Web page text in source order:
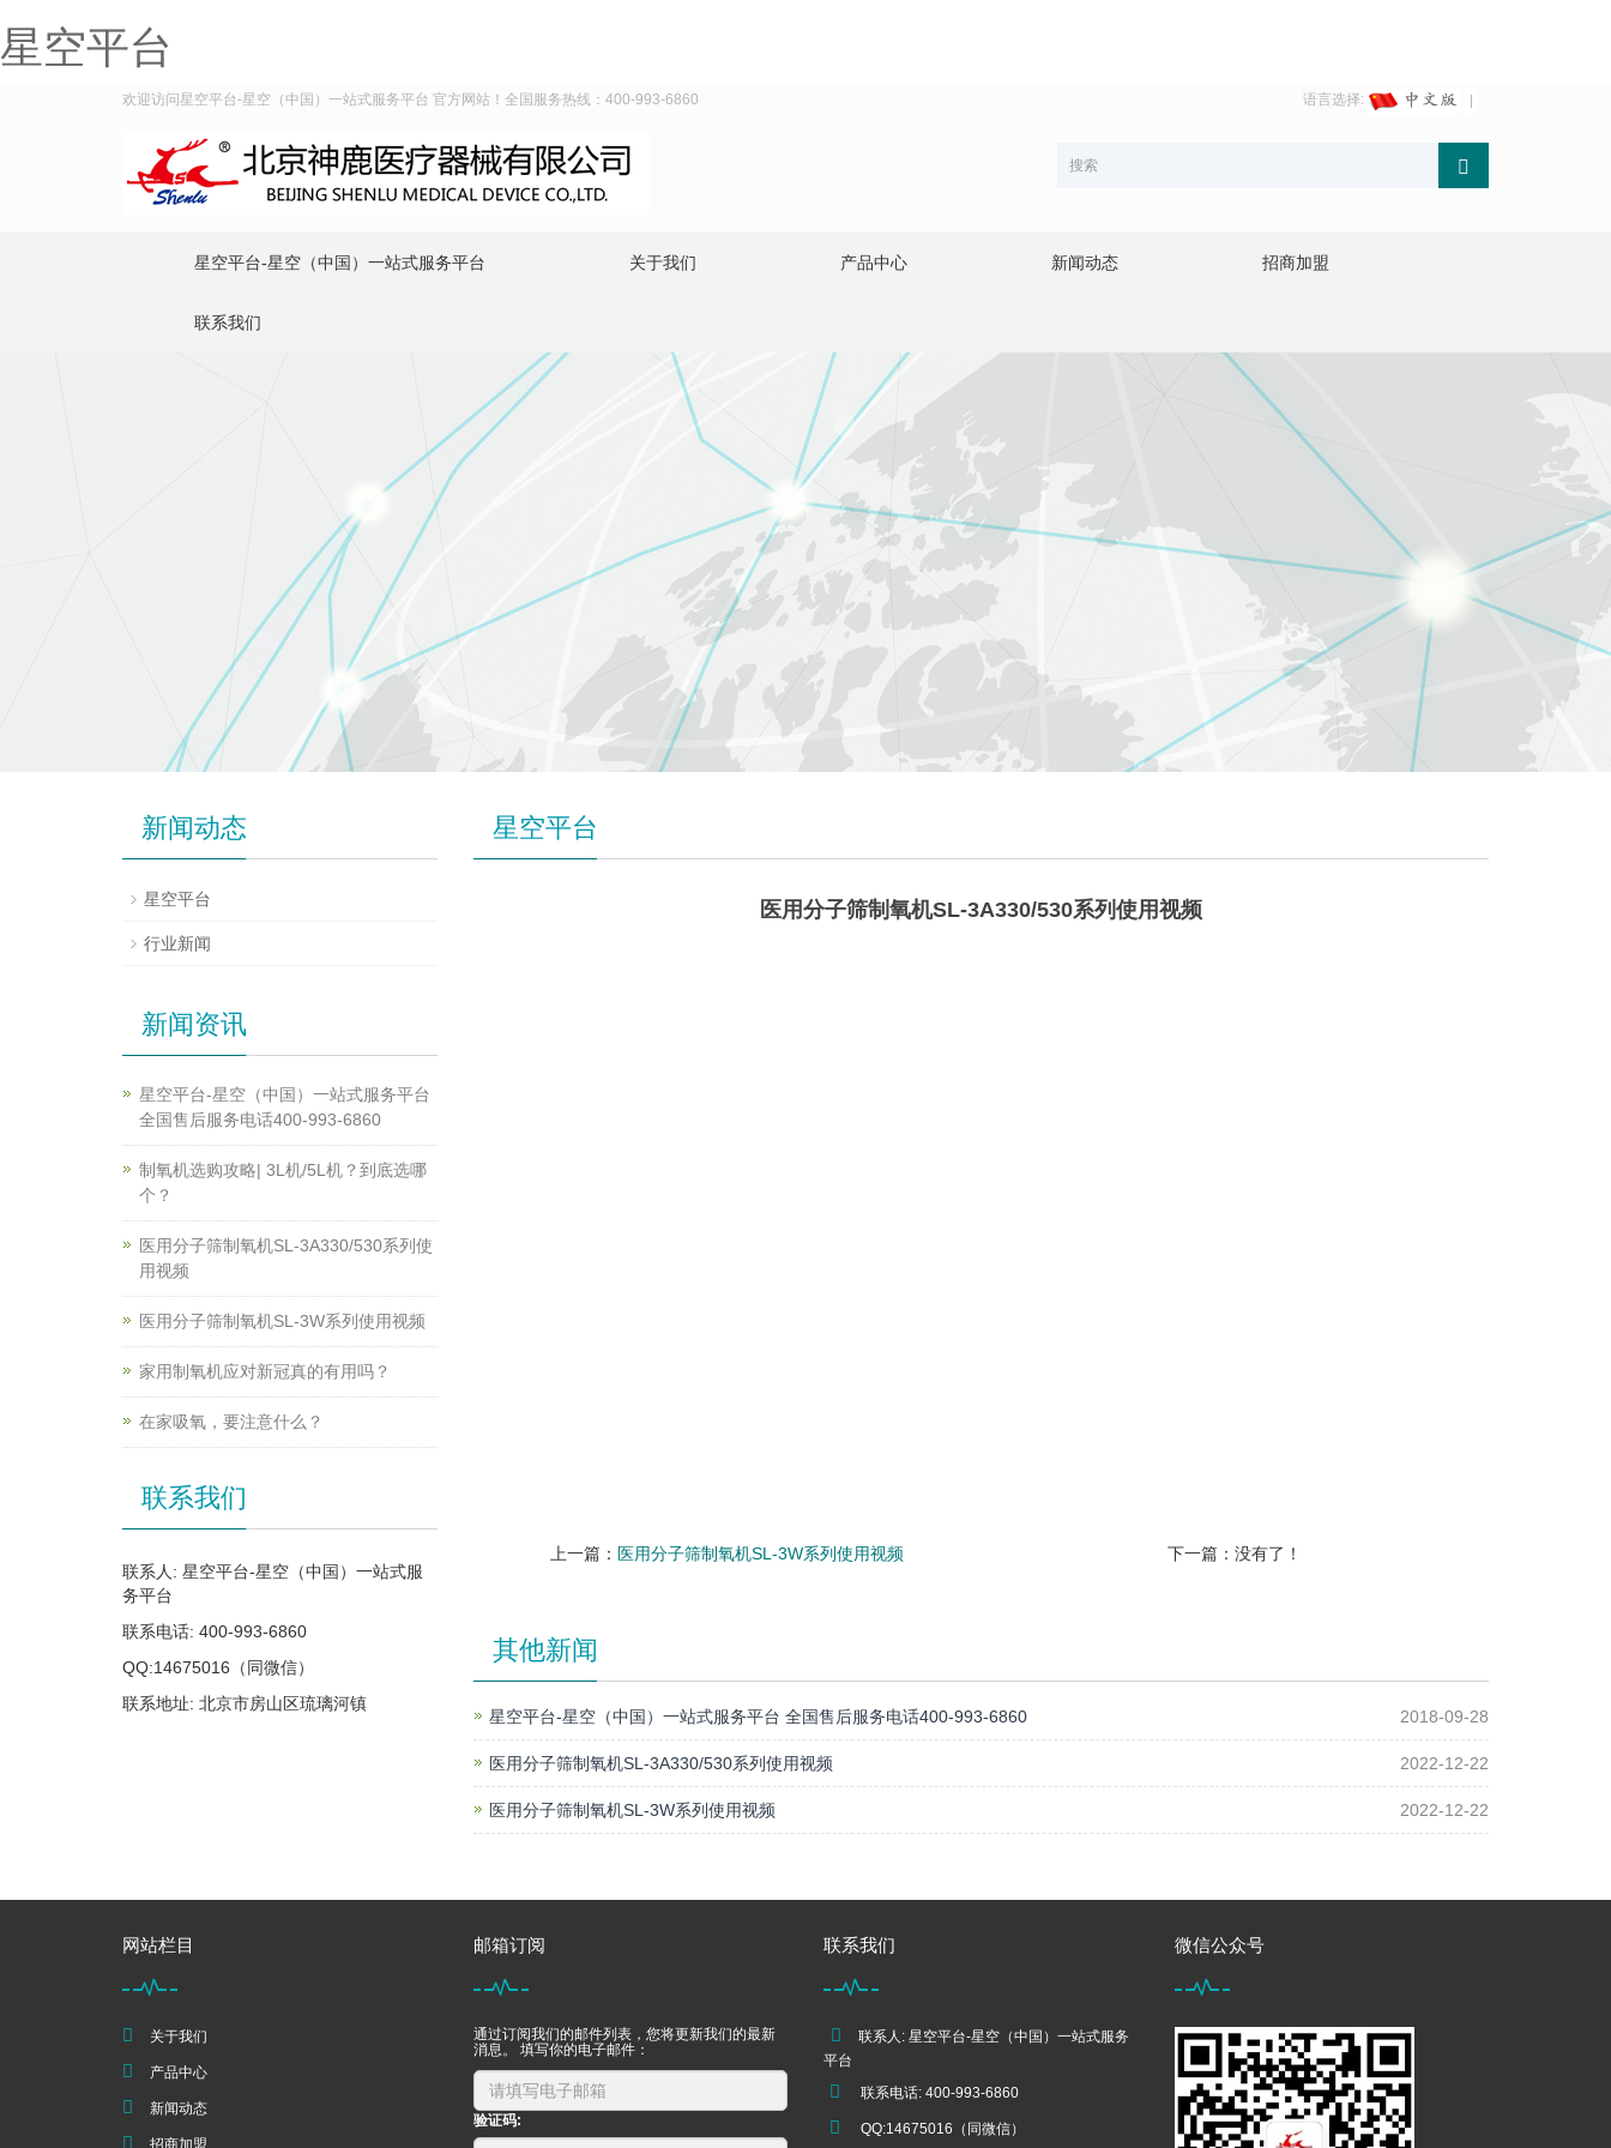
星空平台
欢迎访问星空平台-星空（中国）一站式服务平台 官方网站！全国服务热线：400-993-6860 语言选择:
星空平台-星空（中国）一站式服务平台 关于我们 产品中心 新闻动态 招商加盟
联系我们
星空平台
医用分子筛制氧机SL-3A330/530系列使用视频
上一篇： 医用分子筛制氧机SL-3W系列使用视频 下一篇：没有了！
其他新闻
星空平台-星空（中国）一站式服务平台 全国售后服务电话400-993-6860 2018-09-28
医用分子筛制氧机SL-3A330/530系列使用视频 2022-12-22
医用分子筛制氧机SL-3W系列使用视频 2022-12-22
新闻动态
星空平台
行业新闻
新闻资讯
星空平台-星空（中国）一站式服务平台
全国售后服务电话400-993-6860
制氧机选购攻略| 3L机/5L机？到底选哪
个？
医用分子筛制氧机SL-3A330/530系列使
用视频
医用分子筛制氧机SL-3W系列使用视频
家用制氧机应对新冠真的有用吗？
在家吸氧，要注意什么？
联系我们
联系人: 星空平台-星空（中国）一站式服
务平台
联系电话: 400-993-6860
QQ:14675016（同微信）
联系地址: 北京市房山区琉璃河镇
网站栏目
关于我们
产品中心
新闻动态
招商加盟
邮箱订阅
通过订阅我们的邮件列表，您将更新我们的最新
消息。 填写你的电子邮件：
验证码:
联系我们
联系人: 星空平台-星空（中国）一站式服务
平台
联系电话: 400-993-6860
QQ:14675016（同微信）
微信公众号